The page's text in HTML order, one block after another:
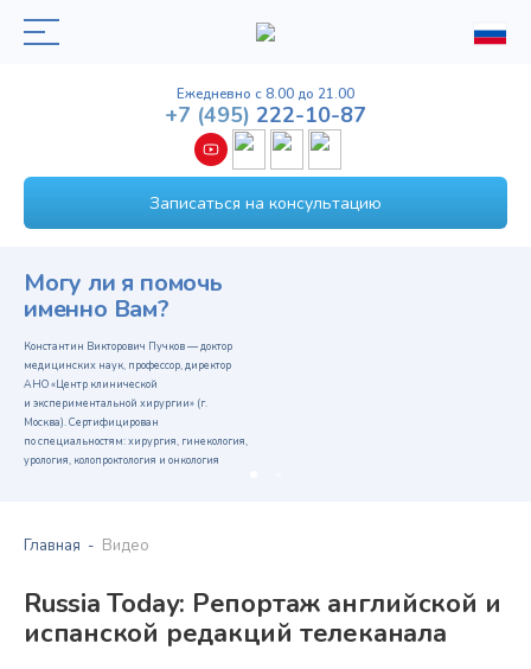
Ежедневно с 8.00 до 21.00
Записаться на консультацию
+7 (495) 222-10-87
Могу ли я помочь
именно Вам?
Константин Викторович Пучков — доктор
медицинских наук, профессор, директор
АНО «Центр клинической
и экспериментальной хирургии» (г.
Москва). Сертифицирован
по специальностям: хирургия, гинекология,
урология, колопроктология и онкология
Главная Видео
Russia Today: Репортаж английской и
испанской редакций телеканала